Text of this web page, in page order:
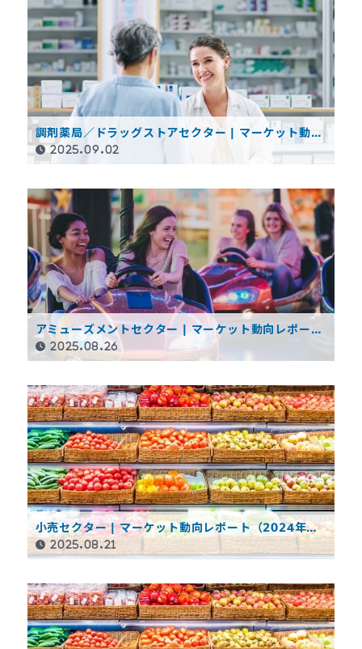
調剤薬局／ドラッグストアセクター | マーケット動向
レポート（2024年度決算概要）
2025.09.02
アミューズメントセクター | マーケット動向レポート
（2024年度決算概要）
2025.08.26
小売セクター | マーケット動向レポート（2024年度
決算概要）
2025.08.21